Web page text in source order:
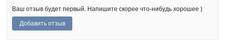
Ваш отзыв будет первый. Напишите скорее что-нибудь хорошее )